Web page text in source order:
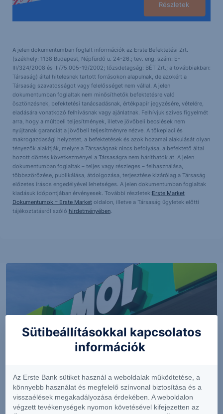
Részletek
A jelen dokumentumban foglalt információk az Erste Befektetési Zrt.
(székhely: 1138 Budapest, Népfürdő u. 24-26.; tev. eng. szám: E-
III/324/2008 és III/75.005-19/2002; tőzsdetagság: BÉT Zrt.; a továbbiakban:
Társaság) által hitelesnek tartott forrásokon alapulnak, de azokért a
Társaság szavatosságot vagy felelősséget nem vállal. A jelen
dokumentumban foglaltak nem minősíthetők befektetésre való
ösztönzésnek, befektetési tanácsadásnak, értékpapír jegyzésére, vételére,
eladására vonatkozó felhívásnak vagy ajánlatnak. Felhívjuk szíves figyelmét
arra, hogy a múltbeli teljesítmények, illetve jövőbeli becslések nem
nyújtanak garanciát a jövőbeli teljesítményre nézve. A tőkepiaci és
makrogazdasági helyzetet, a befektetések és azok hozamai alakulását olyan
tényezők alakítják, melyre a Társaságnak nincs befolyása, a befektető által
hozott döntés következményei a Társaságra nem háríthatók át. A jelen
dokumentumban foglaltak – teljes vagy részleges – felhasználása,
többszörözése, publikálása, átdolgozása, terjesztése kizárólag a Társaság
előzetes írásos engedélyével lehetséges. A jelen dokumentumban foglaltak
kiadásuk időpontjában érvényesek. További részletek:Erste Market
Dokumentumok – Erste Marketoldalon, illetve a Társaság ügyletek előtti
tájékoztatásról szóló hirdetményében.
Erős lett a MOL második negyedéve
PIACI HÍREK
Sütibeállításokkal kapcsolatos
információk
Az Erste Bank sütiket használ a weboldalak működtetése, a
könnyebb használat és megfelelő színvonal biztosítása és a
visszaélések megakadályozása érdekében. A weboldalon
végzett tevékenységek nyomon követésével kifejezetten az